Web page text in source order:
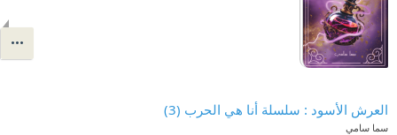
العرش الأسود : سلسلة أنا هي الحرب (3)
سما سامي